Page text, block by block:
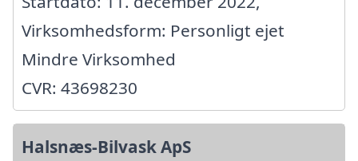
Virksomhedsform: Personligt ejet
Mindre Virksomhed
CVR: 43698230
Halsnæs-Bilvask ApS